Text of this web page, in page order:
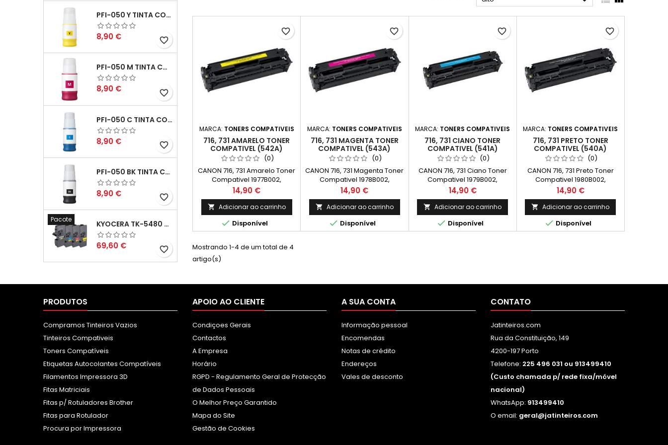
PFI-050 Y TINTA COMPATÍVEL AMARELO
Preço
8,90 € favorite_border
PFI-050 M TINTA COMPATÍVEL MAGENTA
Preço
8,90 € favorite_border
PFI-050 C TINTA COMPATÍVEL CIANO
Preço
8,90 € favorite_border
PFI-050 BK TINTA COMPATÍVEL PRETA
Preço
8,90 € favorite_border
Pacote KYOCERA TK-5480 PACK TONERS COMPATÍVEIS
Preço
69,60 € favorite_border
MARCA: TONERS COMPATIVEIS
716, 731 AMARELO TONER
COMPATIVEL (542A)
(0)
CANON 716, 731 Amarelo Toner
Compativel 1977B002,
6269B002 Capacidade: 1.400k
Preço
14,90 €
 Adicionar ao carrinho
 Disponível
favorite_border
MARCA: TONERS COMPATIVEIS
716, 731 MAGENTA TONER
COMPATIVEL (543A)
(0)
CANON 716, 731 Magenta Toner
Compativel 1978B002,
6270B002 Capacidade: 1.400k
Preço
14,90 €
 Adicionar ao carrinho
 Disponível
favorite_border
MARCA: TONERS COMPATIVEIS
716, 731 CIANO TONER
COMPATIVEL (541A)
(0)
CANON 716, 731 Ciano Toner
Compativel 1979B002,
6271B002 Capacidade: 1.400k
Preço
14,90 €
 Adicionar ao carrinho
 Disponível
favorite_border
MARCA: TONERS COMPATIVEIS
716, 731 PRETO TONER
COMPATIVEL (540A)
(0)
CANON 716, 731 Preto Toner
Compativel 1980B002,
6273B002 Capaciadade:
2.200k
Preço
14,90 €
 Adicionar ao carrinho
 Disponível
favorite_border
Mostrando 1-4 de um total de 4
artigo(s)
PRODUTOS
Compramos Tinteiros Vazios
Tinteiros Compativeis
Toners Compatíveis
Etiquetas Autocolantes Compatíveis
Filamentos Impressora 3D
Fitas Matriciais
Fitas p/ Rotuladores Brother
Fitas para Rotulador
Procura por Impressora
APOIO AO CLIENTE
Condiçoes Gerais
Contactos
A Empresa
Horário
RGPD - Regulamento Geral de Protecção
de Dados Pessoais
O Melhor Preço Garantido
Mapa do Site
Gestão de Cookies
A SUA CONTA
Informação pessoal
Encomendas
Notas de crédito
Endereços
Vales de desconto
CONTATO
Jatinteiros.com
Rua da Constituição, 149
4200-197 Porto
Telefone: 225 496 031 ou 913499410
(Custo chamada p/ rede fixa/móvel
nacional)
WhatsApp: 913499410
O email: geral@jatinteiros.com